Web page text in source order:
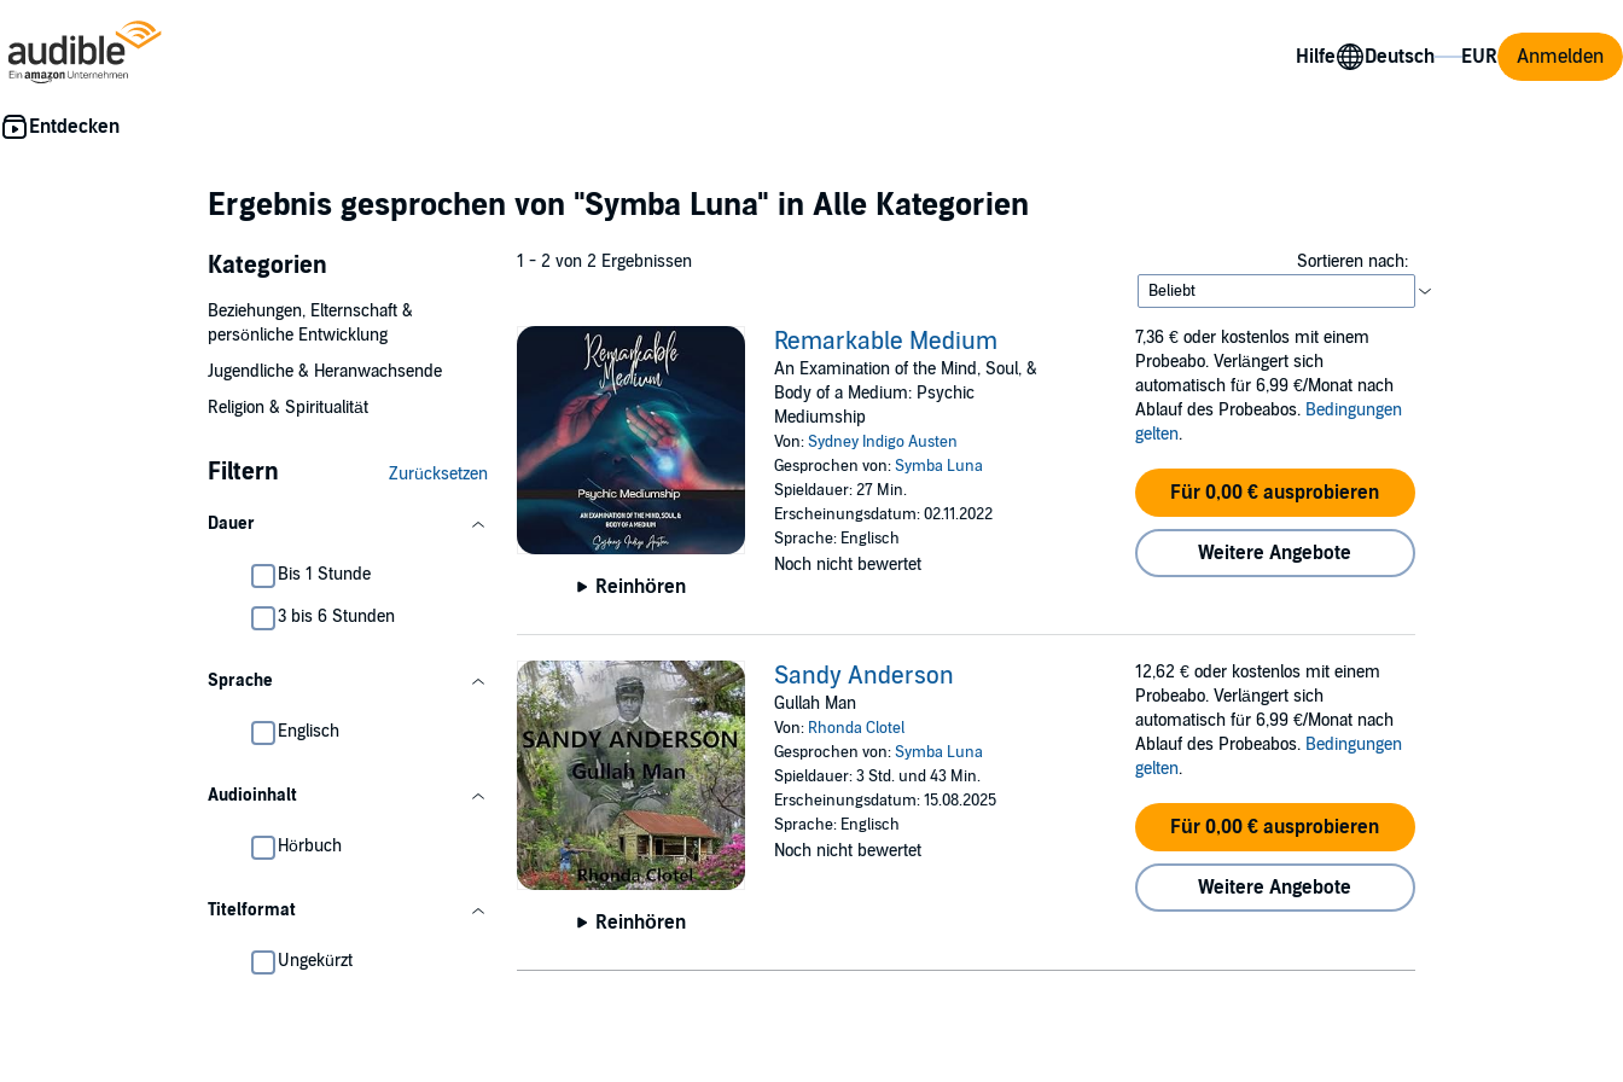
Hilfe Anmelden
Ergebnis gesprochen von "Symba Luna" in Alle Kategorien
Kategorien
Beziehungen, Elternschaft &
persönliche Entwicklung
Jugendliche & Heranwachsende
Religion & Spiritualität
Filtern Zurücksetzen
Dauer
Bis 1 Stunde
3 bis 6 Stunden
Sprache
Englisch
Audioinhalt
Hörbuch
Titelformat
Ungekürzt
1 - 2 von 2 Ergebnissen Sortieren nach:
Reinhören
Remarkable Medium
An Examination of the Mind, Soul, &
Body of a Medium: Psychic
Mediumship
Von:Sydney Indigo Austen
Gesprochen von:Symba Luna
Spieldauer: 27 Min.
Erscheinungsdatum: 02.11.2022
Sprache: Englisch
Noch nicht bewertet
7,36 € oder kostenlos mit einem
Probeabo. Verlängert sich
automatisch für 6,99 €/Monat nach
Ablauf des Probeabos. Bedingungen
gelten.
Für 0,00 € ausprobieren
Weitere Angebote
Reinhören
Sandy Anderson
Gullah Man
Von: Rhonda Clotel
Gesprochen von:Symba Luna
Spieldauer: 3 Std. und 43 Min.
Erscheinungsdatum: 15.08.2025
Sprache: Englisch
Noch nicht bewertet
12,62 € oder kostenlos mit einem
Probeabo. Verlängert sich
automatisch für 6,99 €/Monat nach
Ablauf des Probeabos. Bedingungen
gelten.
Für 0,00 € ausprobieren
Weitere Angebote